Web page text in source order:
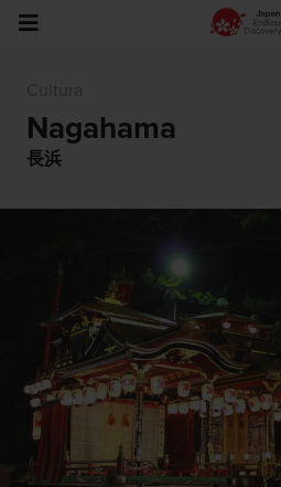
Nagahama
長浜